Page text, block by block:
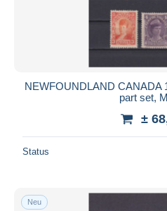
NEWFOUNDLAND CANADA
part set,
±
Status
Neu